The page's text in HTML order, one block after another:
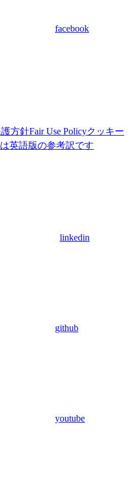
facebook
方針Fair Use Policyクッキー
英語版の参考訳です
linkedin
github
youtube